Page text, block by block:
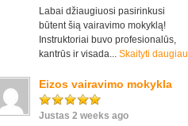
Labai džiaugiuosi pasirinkusi
būtent šią vairavimo mokyklą!
Instruktoriai buvo profesionalūs,
kantrūs ir visada... Skaityti daugiau
Eizos vairavimo mokykla
Justas 2 weeks ago